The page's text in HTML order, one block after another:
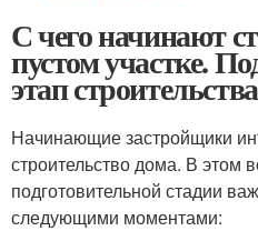
С чего начинают
пустом участке.
этап строительства
Начинающие застройщики
строительство дома. В этом
подготовительной стадии
следующими моментами: